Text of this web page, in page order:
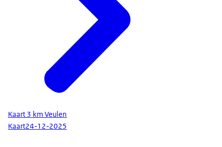
Kaart 3 km Veulen
Kaart24-12-2025